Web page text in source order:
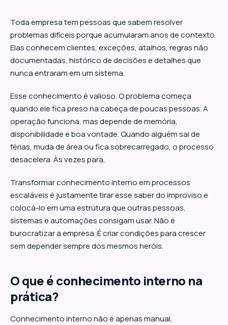
Toda empresa tem pessoas que sabem resolver
problemas difíceis porque acumularam anos de contexto.
Elas conhecem clientes, exceções, atalhos, regras não
documentadas, histórico de decisões e detalhes que
nunca entraram em um sistema.
Esse conhecimento é valioso. O problema começa
quando ele fica preso na cabeça de poucas pessoas. A
operação funciona, mas depende de memória,
disponibilidade e boa vontade. Quando alguém sai de
férias, muda de área ou fica sobrecarregado, o processo
desacelera. Às vezes para.
Transformar conhecimento interno em processos
escaláveis é justamente tirar esse saber do improviso e
colocá-lo em uma estrutura que outras pessoas,
sistemas e automações consigam usar. Não é
burocratizar a empresa. É criar condições para crescer
sem depender sempre dos mesmos heróis.
O que é conhecimento interno na
prática?
Conhecimento interno não é apenas manual,